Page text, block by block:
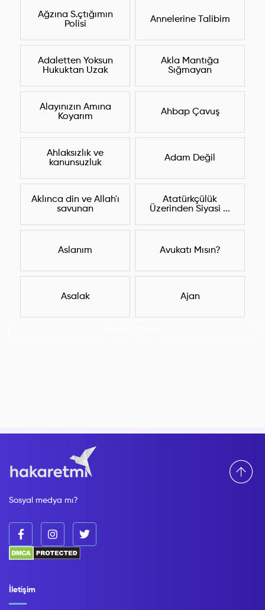
Ağzına S.çtığımın
Polisi
Annelerine Talibim
Adaletten Yoksun
Hukuktan Uzak
Akla Mantığa
Sığmayan
Alayınızın Amına
Koyarım
Ahbap Çavuş
Ahlaksızlık ve
kanunsuzluk
Adam Değil
Aklınca din ve Allah'ı
savunan
Atatürkçülük
Üzerinden Siyasi ...
Aslanım Avukatı Mısın?
Asalak Ajan
Sosyal medya mı?
İletişim